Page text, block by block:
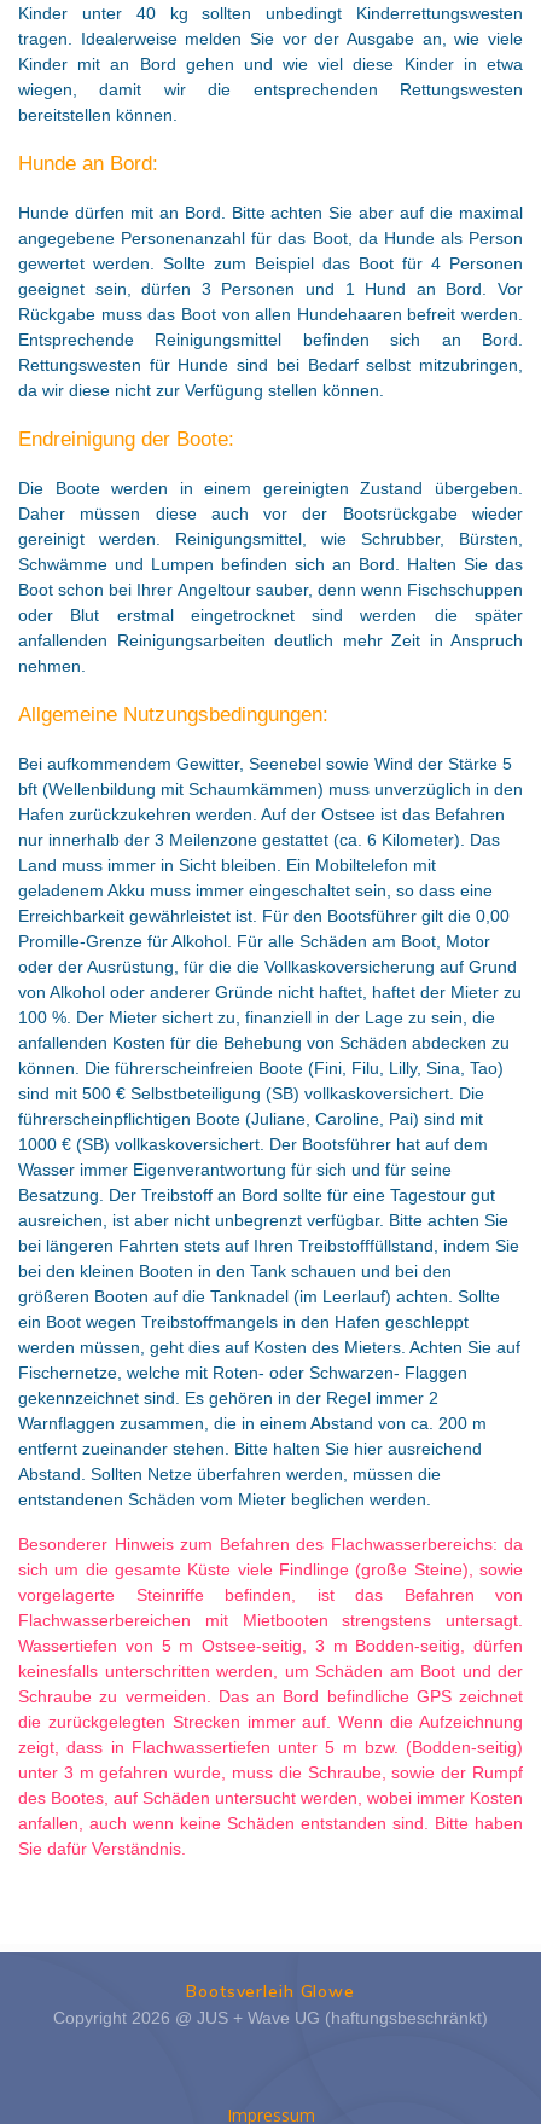
Kinder unter 40 kg sollten unbedingt Kinderrettungswesten
tragen. Idealerweise melden Sie vor der Ausgabe an, wie viele
Kinder mit an Bord gehen und wie viel diese Kinder in etwa
wiegen, damit wir die entsprechenden Rettungswesten
bereitstellen können.
Hunde an Bord:
Hunde dürfen mit an Bord. Bitte achten Sie aber auf die maximal
angegebene Personenanzahl für das Boot, da Hunde als Person
gewertet werden. Sollte zum Beispiel das Boot für 4 Personen
geeignet sein, dürfen 3 Personen und 1 Hund an Bord. Vor
Rückgabe muss das Boot von allen Hundehaaren befreit werden.
Entsprechende Reinigungsmittel befinden sich an Bord.
Rettungswesten für Hunde sind bei Bedarf selbst mitzubringen,
da wir diese nicht zur Verfügung stellen können.
Endreinigung der Boote:
Die Boote werden in einem gereinigten Zustand übergeben.
Daher müssen diese auch vor der Bootsrückgabe wieder
gereinigt werden. Reinigungsmittel, wie Schrubber, Bürsten,
Schwämme und Lumpen befinden sich an Bord. Halten Sie das
Boot schon bei Ihrer Angeltour sauber, denn wenn Fischschuppen
oder Blut erstmal eingetrocknet sind werden die später
anfallenden Reinigungsarbeiten deutlich mehr Zeit in Anspruch
nehmen.
Allgemeine Nutzungsbedingungen:
Bei aufkommendem Gewitter, Seenebel sowie Wind der Stärke 5
bft (Wellenbildung mit Schaumkämmen) muss unverzüglich in den
Hafen zurückzukehren werden. Auf der Ostsee ist das Befahren
nur innerhalb der 3 Meilenzone gestattet (ca. 6 Kilometer). Das
Land muss immer in Sicht bleiben. Ein Mobiltelefon mit
geladenem Akku muss immer eingeschaltet sein, so dass eine
Erreichbarkeit gewährleistet ist. Für den Bootsführer gilt die 0,00
Promille-Grenze für Alkohol. Für alle Schäden am Boot, Motor
oder der Ausrüstung, für die die Vollkaskoversicherung auf Grund
von Alkohol oder anderer Gründe nicht haftet, haftet der Mieter zu
100 %. Der Mieter sichert zu, finanziell in der Lage zu sein, die
anfallenden Kosten für die Behebung von Schäden abdecken zu
können. Die führerscheinfreien Boote (Fini, Filu, Lilly, Sina, Tao)
sind mit 500 € Selbstbeteiligung (SB) vollkaskoversichert. Die
führerscheinpflichtigen Boote (Juliane, Caroline, Pai) sind mit
1000 € (SB) vollkaskoversichert. Der Bootsführer hat auf dem
Wasser immer Eigenverantwortung für sich und für seine
Besatzung. Der Treibstoff an Bord sollte für eine Tagestour gut
ausreichen, ist aber nicht unbegrenzt verfügbar. Bitte achten Sie
bei längeren Fahrten stets auf Ihren Treibstofffüllstand, indem Sie
bei den kleinen Booten in den Tank schauen und bei den
größeren Booten auf die Tanknadel (im Leerlauf) achten. Sollte
ein Boot wegen Treibstoffmangels in den Hafen geschleppt
werden müssen, geht dies auf Kosten des Mieters. Achten Sie auf
Fischernetze, welche mit Roten- oder Schwarzen- Flaggen
gekennzeichnet sind. Es gehören in der Regel immer 2
Warnflaggen zusammen, die in einem Abstand von ca. 200 m
entfernt zueinander stehen. Bitte halten Sie hier ausreichend
Abstand. Sollten Netze überfahren werden, müssen die
entstandenen Schäden vom Mieter beglichen werden.
Besonderer Hinweis zum Befahren des Flachwasserbereichs: da
sich um die gesamte Küste viele Findlinge (große Steine), sowie
vorgelagerte Steinriffe befinden, ist das Befahren von
Flachwasserbereichen mit Mietbooten strengstens untersagt.
Wassertiefen von 5 m Ostsee-seitig, 3 m Bodden-seitig, dürfen
keinesfalls unterschritten werden, um Schäden am Boot und der
Schraube zu vermeiden. Das an Bord befindliche GPS zeichnet
die zurückgelegten Strecken immer auf. Wenn die Aufzeichnung
zeigt, dass in Flachwassertiefen unter 5 m bzw. (Bodden-seitig)
unter 3 m gefahren wurde, muss die Schraube, sowie der Rumpf
des Bootes, auf Schäden untersucht werden, wobei immer Kosten
anfallen, auch wenn keine Schäden entstanden sind.
Bitte haben
Sie dafür Verständnis.
Bootsverleih Glowe
Copyright 2026 @ JUS + Wave UG (haftungsbeschränkt)
Impressum